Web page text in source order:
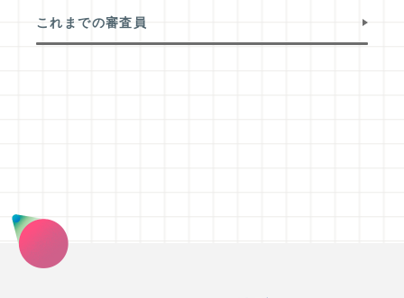
これまでの審査員